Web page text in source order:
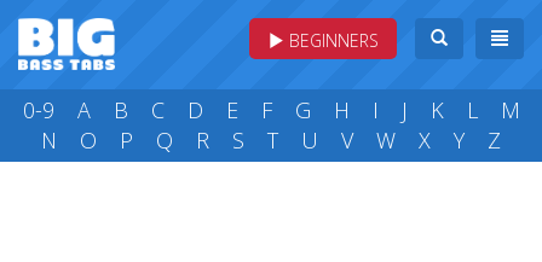
BEGINNERS
0-9 A B C D E F G H I J K L
M
N
O P Q R S T U V W X Y Z